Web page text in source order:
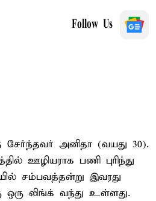
Follow Us
சேர்ந்தவர் அனிதா (வயது 30).
ஊழியராக பணி புரிந்து
சம்பவத்தன்று இவரது
லிங்க் வந்து உள்ளது.